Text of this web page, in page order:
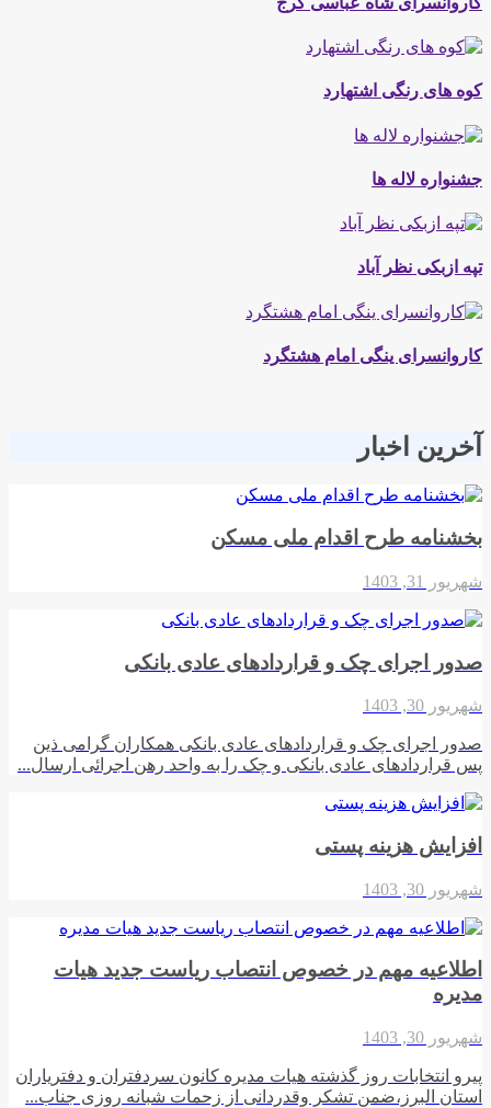
کوه های رنگی اشتهارد
جشنواره لاله ها
تپه ازبکی نظر آباد
کاروانسرای ینگی امام هشتگرد
آخرین اخبار
بخشنامه طرح اقدام ملی مسکن
شهریور 31, 1403
صدور اجرای چک و قراردادهای عادی بانکی
شهریور 30, 1403
صدور اجرای چک و قراردادهای عادی بانکی همکاران گرامی ذین
پس قراردادهای عادی بانکی و چک را به واحد رهن اجرائی ارسال...
افزایش هزینه پستی
شهریور 30, 1403
اطلاعیه مهم در خصوص انتصاب ریاست جدید هیات
مدیره
شهریور 30, 1403
پیرو انتخابات روز گذشته هیات مدیره کانون سردفتران و دفتریاران
استان البرز،ضمن تشکر وقدردانی از زحمات شبانه روزی جناب...